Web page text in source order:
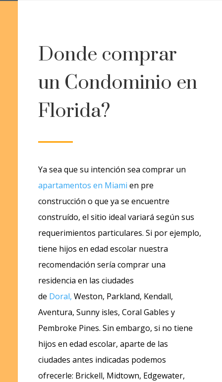
Donde comprar
un Condominio en
Florida?
Ya sea que su intención sea comprar un
apartamentos en Miami en pre
construcción o que ya se encuentre
construído, el sitio ideal variará según sus
requerimientos particulares. Si por ejemplo,
tiene hijos en edad escolar nuestra
recomendación sería comprar una
residencia en las ciudades
de Doral, Weston, Parkland, Kendall,
Aventura, Sunny isles, Coral Gables y
Pembroke Pines. Sin embargo, si no tiene
hijos en edad escolar, aparte de las
ciudades antes indicadas podemos
ofrecerle: Brickell, Midtown, Edgewater,